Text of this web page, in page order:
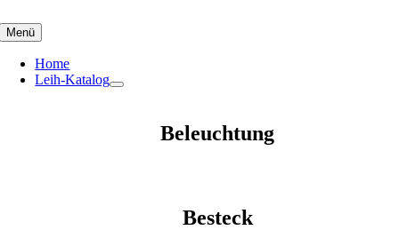
to
content
Menü
Home
Leih-Katalog
Beleuchtung
Besteck